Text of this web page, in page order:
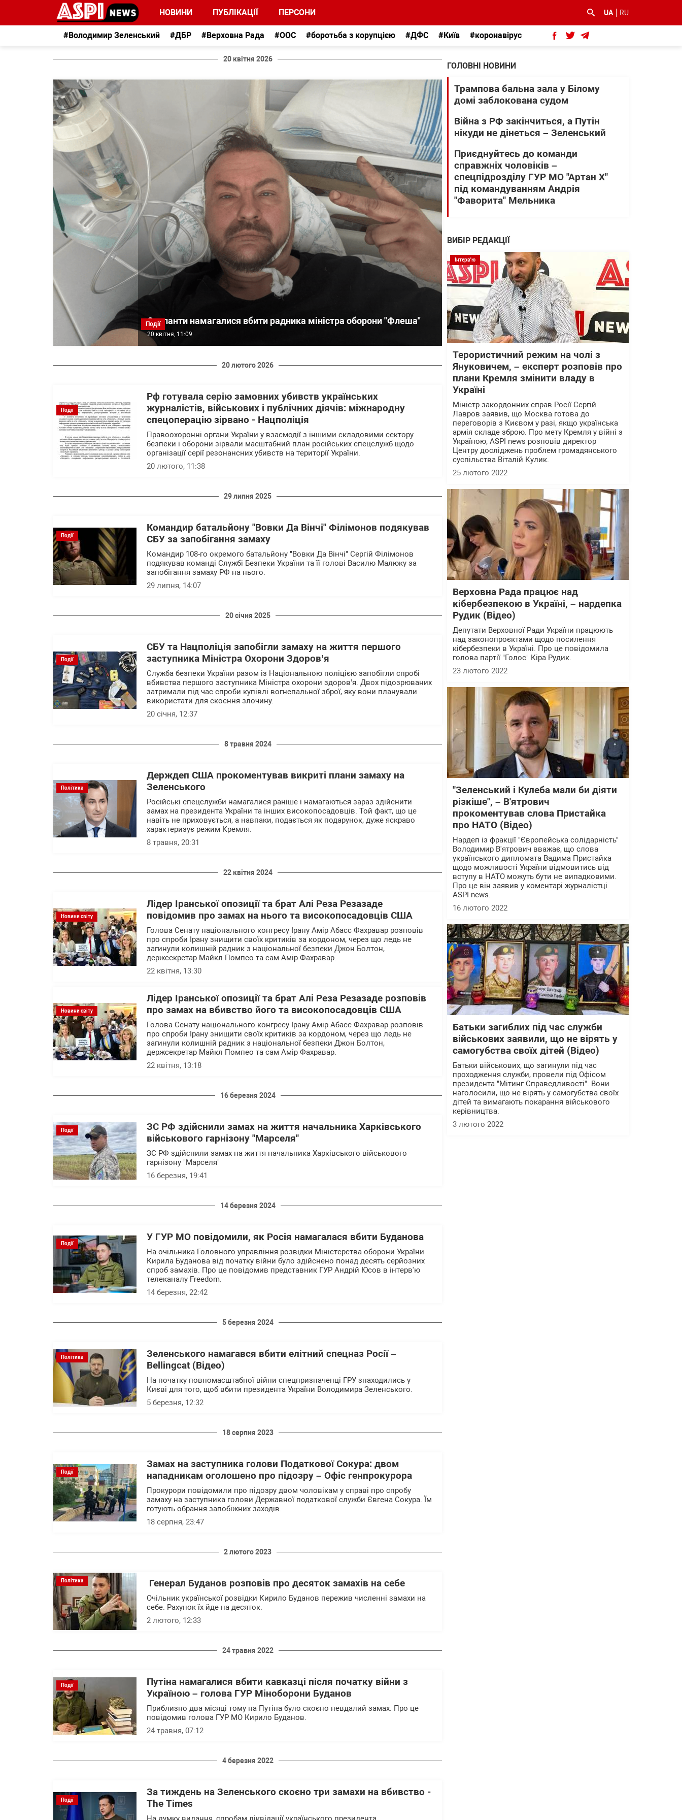
НОВИНИ ПУБЛІКАЦІЇ ПЕРСОНИ UA RU
#Володимир Зеленський #ДБР #Верховна Рада #ООС #боротьба з корупцією #ДФС #Київ #коронавірус
20 квітня 2026
Події
Окупанти намагалися вбити радника міністра оборони "Флеша"
20 квітня, 11:09
20 лютого 2026
Події
Рф готувала серію замовних убивств українських
журналістів, військових і публічних діячів: міжнародну
спецоперацію зірвано - Нацполіція
Правоохоронні органи України у взаємодії з іншими складовими сектору
безпеки і оборони зірвали масштабний план російських спецслужб щодо
організації серії резонансних убивств на території України.
20 лютого, 11:38
29 липня 2025
Події
Командир батальйону "Вовки Да Вінчі" Філімонов подякував
СБУ за запобігання замаху
Командир 108-го окремого батальйону "Вовки Да Вінчі" Сергій Філімонов
подякував команді Службі Безпеки України та її голові Василю Малюку за
запобігання замаху РФ на нього.
29 липня, 14:07
20 січня 2025
Події
СБУ та Нацполіція запобігли замаху на життя першого
заступника Міністра Охорони Здоров’я
Служба безпеки України разом із Національною поліцією запобігли спробі
вбивства першого заступника Міністра охорони здоров’я. Двох підозрюваних
затримали під час спроби купівлі вогнепальної зброї, яку вони планували
використати для скоєння злочину.
20 січня, 12:37
8 травня 2024
Політика
Держдеп США прокоментував викриті плани замаху на
Зеленського
Російські спецслужби намагалися раніше і намагаються зараз здійснити
замах на президента України та інших високопосадовців. Той факт, що це
навіть не приховується, а навпаки, подається як подарунок, дуже яскраво
характеризує режим Кремля.
8 травня, 20:31
22 квітня 2024
Новини світу
Лідер Іранської опозиції та брат Алі Реза Резазаде
повідомив про замах на нього та високопосадовців США
Голова Сенату національного конгресу Ірану Амір Абасс Фахравар розповів
про спроби Ірану знищити своїх критиків за кордоном, через що ледь не
загинули колишній радник з національної безпеки Джон Болтон,
держсекретар Майкл Помпео та сам Амір Фахравар.
22 квітня, 13:30
Новини світу
Лідер Іранської опозиції та брат Алі Реза Резазаде розповів
про замах на вбивство його та високопосадовців США
Голова Сенату національного конгресу Ірану Амір Абасс Фахравар розповів
про спроби Ірану знищити своїх критиків за кордоном, через що ледь не
загинули колишній радник з національної безпеки Джон Болтон,
держсекретар Майкл Помпео та сам Амір Фахравар.
22 квітня, 13:18
16 березня 2024
Події
ЗС РФ здійснили замах на життя начальника Харківського
військового гарнізону "Марселя"
ЗС РФ здійснили замах на життя начальника Харківського військового
гарнізону "Марселя"
16 березня, 19:41
14 березня 2024
Події
У ГУР МО повідомили, як Росія намагалася вбити Буданова
На очільника Головного управління розвідки Міністерства оборони України
Кирила Буданова від початку війни було здійснено понад десять серйозних
спроб замахів. Про це повідомив представник ГУР Андрій Юсов в інтерв'ю
телеканалу Freedom.
14 березня, 22:42
5 березня 2024
Політика
Зеленського намагався вбити елітний спецназ Росії –
Bellingcat (Відео)
На початку повномасштабної війни спецпризначенці ГРУ знаходились у
Києві для того, щоб вбити президента України Володимира Зеленського.
5 березня, 12:32
18 серпня 2023
Події
Замах на заступника голови Податкової Сокура: двом
нападникам оголошено про підозру – Офіс генпрокурора
Прокурори повідомили про підозру двом чоловікам у справі про спробу
замаху на заступника голови Державної податкової служби Євгена Сокура. Їм
готують обрання запобіжних заходів.
18 серпня, 23:47
2 лютого 2023
Політика Генерал Буданов розповів про десяток замахів на себе
Очільник української розвідки Кирило Буданов пережив численні замахи на
себе. Рахунок їх йде на десяток.
2 лютого, 12:33
24 травня 2022
Події
Путіна намагалися вбити кавказці після початку війни з
Україною – голова ГУР Міноборони Буданов
Приблизно два місяці тому на Путіна було скоєно невдалий замах. Про це
повідомив голова ГУР МО Кирило Буданов.
24 травня, 07:12
4 березня 2022
Події
За тиждень на Зеленського скоєно три замахи на вбивство -
The Times
ГОЛОВНІ НОВИНИ
Трампова бальна зала у Білому
домі заблокована судом
Війна з РФ закінчиться, а Путін
нікуди не дінеться – Зеленський
Приєднуйтесь до команди
справжніх чоловіків –
спецпідрозділу ГУР МО "Артан Х"
під командуванням Андрія
"Фаворита" Мельника
ВИБІР РЕДАКЦІЇ
Інтерв'ю
Терористичний режим на чолі з
Януковичем, – експерт розповів про
плани Кремля змінити владу в
Україні
Міністр закордонних справ Росії Сергій
Лавров заявив, що Москва готова до
переговорів з Києвом у разі, якщо українська
армія складе зброю. Про мету Кремля у війні з
Україною, ASPI news розповів директор
Центру досліджень проблем громадянського
суспільства Віталій Кулик.
25 лютого 2022
Верховна Рада працює над
кібербезпекою в Україні, – нардепка
Рудик (Відео)
Депутати Верховної Ради України працюють
над законопроєктами щодо посилення
кібербезпеки в Україні. Про це повідомила
голова партії "Голос" Кіра Рудик.
23 лютого 2022
"Зеленський і Кулеба мали би діяти
різкіше", – В'ятрович
прокоментував слова Пристайка
про НАТО (Відео)
Нардеп із фракції "Європейська солідарність"
Володимир В'ятрович вважає, що слова
українського дипломата Вадима Пристайка
щодо можливості України відмовитись від
вступу в НАТО можуть бути не випадковими.
Про це він заявив у коментарі журналістці
ASPI news.
16 лютого 2022
Батьки загиблих під час служби
військових заявили, що не вірять у
самогубства своїх дітей (Відео)
Батьки військових, що загинули під час
проходження служби, провели під Офісом
президента "Мітинг Справедливості". Вони
наголосили, що не вірять у самогубства своїх
дітей та вимагають покарання військового
керівництва.
3 лютого 2022